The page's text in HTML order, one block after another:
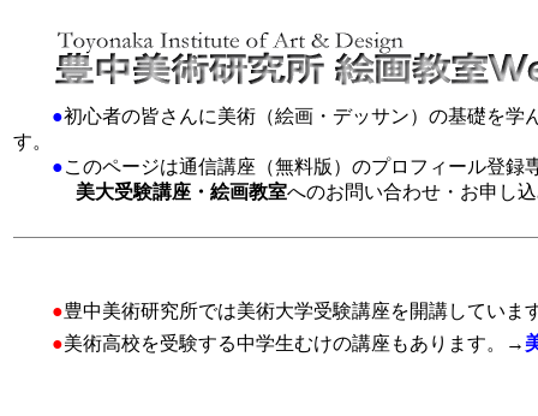
●初心者の皆さんに美術（絵画・デッサン）の基礎を
す。
●このページは通信講座（無料版）のプロフィール登録
美大受験講座・絵画教室へのお問い合わせ・お申し
●豊中美術研究所では美術大学受験講座を開講していま
●美術高校を受験する中学生むけの講座もあります。→